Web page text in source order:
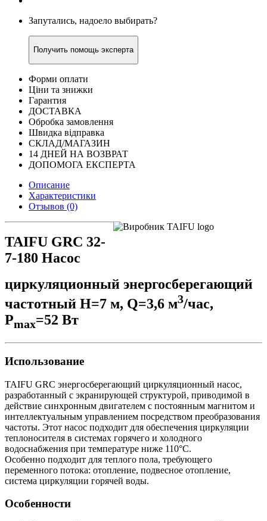
Запутались, надоело выбирать?
Получить помощь эксперта
Форми оплати
Ціни та знижки
Гарантия
ДОСТАВКА
Обробка замовлення
Швидка відправка
СКЛАД/МАГАЗИН
14 ДНЕЙ НА ВОЗВРАТ
ДОПОМОГА ЕКСПЕРТА
Описание
Характеристики
Отзывов (0)
TAIFU GRC 32-
7-180 Насос
циркуляционный энергосберегающий
частотный Н=7 м, Q=3,6 м3/час,
Pmax=52 Вт
Использование
TAIFU GRC энергосберегающий циркуляционный насос,
разработанный с экранирующей структурой, приводимой в
действие синхронным двигателем с постоянным магнитом и
интеллектуальным управлением посредством преобразования
частоты. Этот насос подходит для обеспечения циркуляции
теплоносителя в системах горячего и холодного
водоснабжения при температуре ниже 110°C.
Особенно подходит для теплого пола, требующего
переменного потока: отопление, подвесное отопление,
система циркуляции горячей воды.
Особенности